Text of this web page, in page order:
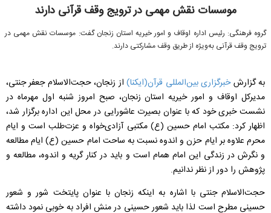
موسسات نقش مهمی در ترویج وقف قرآنی دارند
گروه فرهنگی: رئیس اداره اوقاف و امور خیریه استان زنجان گفت: موسسات نقش مهمی در
ترویج وقف قرآنی به‌ویژه از طریق وقف مشارکتی دارند.
به گزارشخبرگزاری بین‌المللی قرآن(ایکنا)از زنجان، حجت‌الاسلام جعفر جنتی،
مدیرکل اوقاف و امور خیریه استان زنجان، صبح امروز شنبه اول مهرماه در
نشست خبری خود که با عنوان بصیرت عاشورایی در محل این اداره برگزار شد،
اظهار کرد: مکتب امام حسین (ع) مکتبی آزادی‌خواه و عزت‌طلب است و ایام
محرم علاوه بر ایام حزن و اندوه نسبت به ساحت امام حسین (ع) ایام مطالعه
و نگرش در زندگی این امام همام است و باید در کنار گریه و اندوه، مطالعه و
پژوهش را دور از نظر ندانیم.
حجت‌الاسلام جنتی با اشاره به اینکه زنجان با عنوان پایتخت شور و شعور
حسینی مطرح است لذا باید شعور حسینی در منش افراد به خوبی نمود داشته